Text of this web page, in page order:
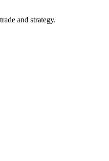
and strategy.